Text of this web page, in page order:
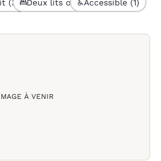
(6)
(3) Deux lits ou plus (3)Accessible (1)
À VENIR